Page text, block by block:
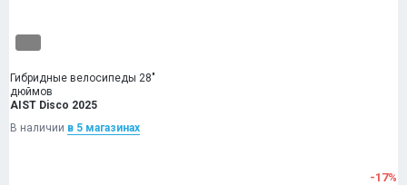
Гибридные велосипеды 28"
дюймов
AIST Disco 2025
В наличии в 5 магазинах
-17%